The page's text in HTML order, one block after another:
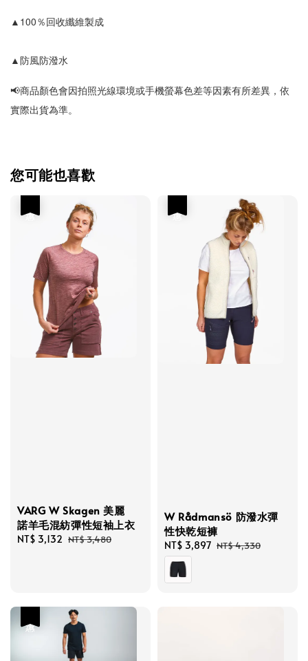
▲ 100％回收纖維製成
▲防風防潑水
📢商品顏色會因拍照光線環境或手機螢幕色差等因素有所差異，依
實際出貨為準。
您可能也喜歡
VARG W Skagen 美麗
諾羊毛混紡彈性短袖上衣
Sale
NT$ 3,132 Regular
NT$ 3,480
W Rådmansö 防潑水彈
性快乾短褲
Sale
price
NT$ 3,897 Regular
NT$ 4,330